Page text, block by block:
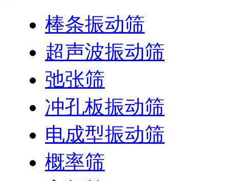
棒条振动筛
超声波振动筛
弛张筛
冲孔板振动筛
电成型振动筛
概率筛